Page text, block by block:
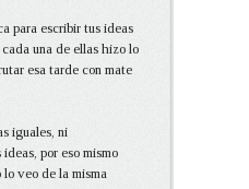
para escribir tus ideas
una de ellas hizo lo
esa tarde con mate
iguales, ni
por eso mismo
lo veo de la misma